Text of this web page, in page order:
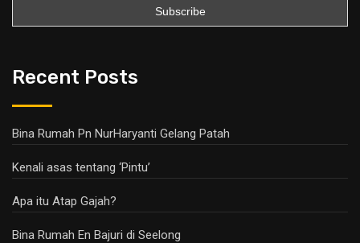
Recent Posts
Bina Rumah Pn NurHaryanti Gelang Patah
Kenali asas tentang ‘Pintu’
Apa itu Atap Gajah?
Bina Rumah En Bajuri di Seelong